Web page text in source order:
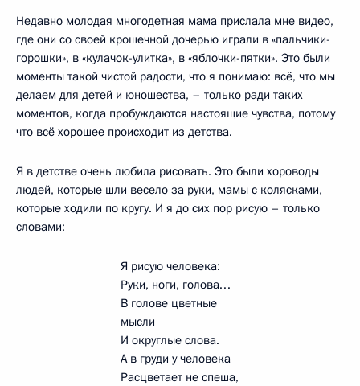
Недавно молодая многодетная мама прислала мне видео,
где они со своей крошечной дочерью играли в «пальчики-
горошки», в «кулачок-улитка», в «яблочки-пятки». Это были
моменты такой чистой радости, что я понимаю: всё, что мы
делаем для детей и юношества, – только ради таких
моментов, когда пробуждаются настоящие чувства, потому
что всё хорошее происходит из детства.
Я в детстве очень любила рисовать. Это были хороводы
людей, которые шли весело за руки, мамы с колясками,
которые ходили по кругу. И я до сих пор рисую – только
словами:
Я рисую человека:
Руки, ноги, голова…
В голове цветные
мысли
И округлые слова.
А в груди у человека
Расцветает не спеша,